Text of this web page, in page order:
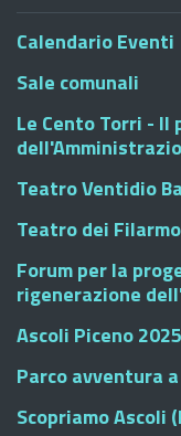
Calendario Eventi
Sale comunali
Le Cento Torri -
Teatro Ventidio
Teatro dei
Forum per la
rigenerazione
Ascoli Piceno
Parco avventura
Scopriamo Ascoli